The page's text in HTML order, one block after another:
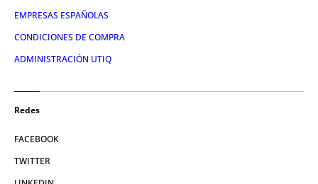
EMPRESAS ESPAÑOLAS
CONDICIONES DE COMPRA
ADMINISTRACIÓN UTIQ
Redes
FACEBOOK
TWITTER